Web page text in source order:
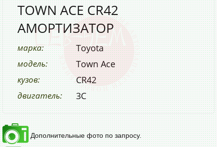
TOWN ACE CR42
АМОРТИЗАТОР
марка: Toyota
модель: Town Ace
кузов: CR42
двигатель: 3C
Дополнительные фото по запросу.